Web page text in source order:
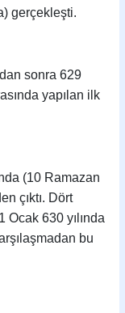
gerçekleşti.
sonra 629
yapılan ilk
(10 Ramazan
çıktı. Dört
Ocak 630 yılında
bu